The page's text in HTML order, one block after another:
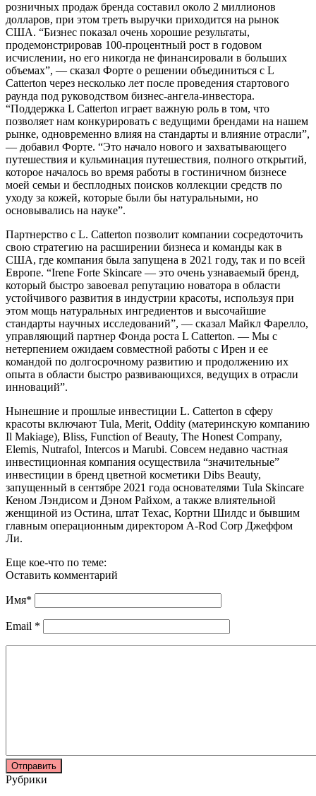
розничных продаж бренда составил около 2 миллионов
долларов, при этом треть выручки приходится на рынок
США. “Бизнес показал очень хорошие результаты,
продемонстрировав 100-процентный рост в годовом
исчислении, но его никогда не финансировали в больших
объемах”, — сказал Форте о решении объединиться с L
Catterton через несколько лет после проведения стартового
раунда под руководством бизнес-ангела-инвестора.
“Поддержка L Catterton играет важную роль в том, что
позволяет нам конкурировать с ведущими брендами на нашем
рынке, одновременно влияя на стандарты и влияние отрасли”,
— добавил Форте. “Это начало нового и захватывающего
путешествия и кульминация путешествия, полного открытий,
которое началось во время работы в гостиничном бизнесе
моей семьи и бесплодных поисков коллекции средств по
уходу за кожей, которые были бы натуральными, но
основывались на науке”.
Партнерство с L. Catterton позволит компании сосредоточить
свою стратегию на расширении бизнеса и команды как в
США, где компания была запущена в 2021 году, так и по всей
Европе. “Irene Forte Skincare — это очень узнаваемый бренд,
который быстро завоевал репутацию новатора в области
устойчивого развития в индустрии красоты, используя при
этом мощь натуральных ингредиентов и высочайшие
стандарты научных исследований”, — сказал Майкл Фарелло,
управляющий партнер Фонда роста L Catterton. — Мы с
нетерпением ожидаем совместной работы с Ирен и ее
командой по долгосрочному развитию и продолжению их
опыта в области быстро развивающихся, ведущих в отрасли
инноваций”.
Нынешние и прошлые инвестиции L. Catterton в сферу
красоты включают Tula, Merit, Oddity (материнскую компанию
Il Makiage), Bliss, Function of Beauty, The Honest Company,
Elemis, Nutrafol, Intercos и Marubi. Совсем недавно частная
инвестиционная компания осуществила “значительные”
инвестиции в бренд цветной косметики Dibs Beauty,
запущенный в сентябре 2021 года основателями Tula Skincare
Кеном Лэндисом и Дэном Райхом, а также влиятельной
женщиной из Остина, штат Техас, Кортни Шилдс и бывшим
главным операционным директором A-Rod Corp Джеффом
Ли.
Еще кое-что по теме:
Оставить комментарий
Имя*
Email *
Рубрики